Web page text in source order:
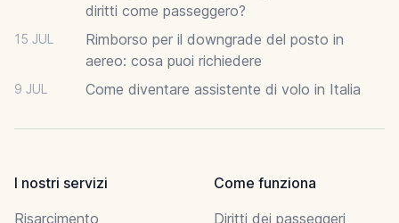
diritti come passeggero?
15 JUL
Rimborso per il downgrade del posto in
aereo: cosa puoi richiedere
9 JUL Come diventare assistente di volo in Italia
I nostri servizi
Risarcimento
Come funziona
Diritti dei passeggeri